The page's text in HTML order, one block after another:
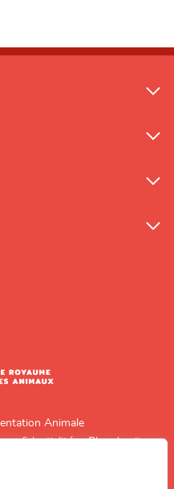
Animale
confidentialité Plan du site